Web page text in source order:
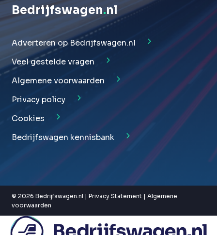
Bedrijfswagen.nl
Adverteren op Bedrijfswagen.nl
Veel gestelde vragen
Algemene voorwaarden
Privacy policy
Cookies
Bedrijfswagen kennisbank
© 2026 Bedrijfswagen.nl | Privacy Statement | Algemene
voorwaarden